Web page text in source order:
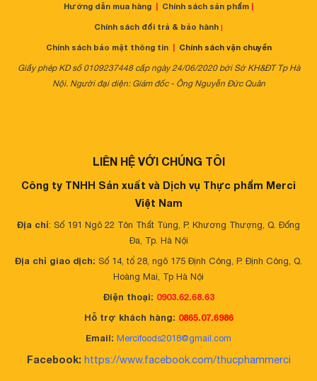
Hướng dẫn mua hàng | Chính sách sản phẩm |
Chính sách đổi trả & bảo hành |
Chính sách bảo mật thông tin| Chính sách vận chuyển
Giấy phép KD số 0109237448 cấp ngày 24/06/2020 bởi Sở KH&ĐT Tp Hà
Nội. Người đại diện: Giám đốc - Ông Nguyễn Đức Quân
LIÊN HỆ VỚI CHÚNG TÔI
Công ty TNHH Sản xuất và Dịch vụ Thực phẩm Merci
Việt Nam
Địa chỉ: Số 191 Ngõ 22 Tôn Thất Tùng, P. Khương Thượng, Q. Đống
Đa, Tp. Hà Nội
Địa chỉ giao dịch: Số 14, tổ 28, ngõ 175 Định Công, P. Định Công, Q.
Hoàng Mai, Tp Hà Nội
Điện thoại: 0903.62.68.63
Hỗ trợ khách hàng: 0865.07.6986
Email: Mercifoods2018@gmail.com
Facebook: https://www.facebook.com/thucphammerci